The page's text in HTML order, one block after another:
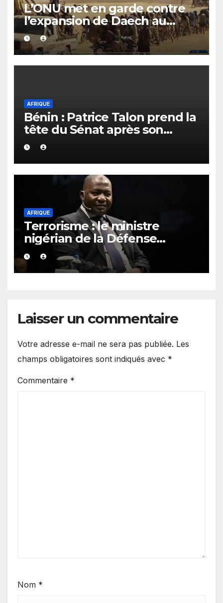
L’ONU met en garde contre
l’expansion de Daech au
Sahel et dans le bassin du lac
Tchad
AFRIQUE
Bénin : Patrice Talon prend la
tête du Sénat après son
élection à la présidence
AFRIQUE
Terrorisme : le ministre
nigérian de la Défense
appelle la CEDEAO et l’AES à
unir leurs forces
Laisser un commentaire
Votre adresse e-mail ne sera pas publiée. Les
champs obligatoires sont indiqués avec *
Commentaire *
Nom *